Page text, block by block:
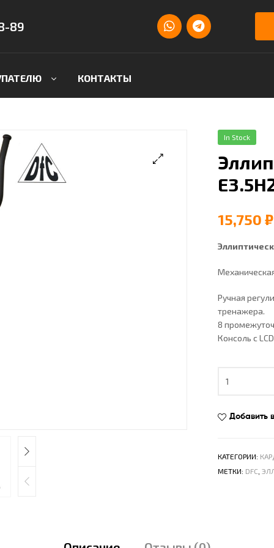
89
КОНТАКТЫ
In Stock
15,750₽
Ручная
тренажера.
8
Консоль с
Добавить
КАТЕГОРИИ:
МЕТКИ: DFC ,